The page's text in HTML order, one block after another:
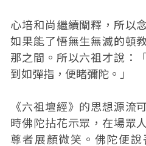
心培和尚繼續闡釋，所以
如果能了悟無生無滅的頓
那之間。所以六祖才說：
到如彈指，便睹彌陀。」
《六祖壇經》的思想源流
時佛陀拈花示眾，在場眾
尊者展顏微笑。佛陀便